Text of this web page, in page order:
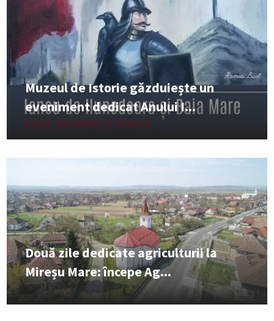
Muzeul de Istorie găzduiește un
eveniment dedicat Anului I...
Două zile dedicate agriculturii la
Mireșu Mare: începe Ag...